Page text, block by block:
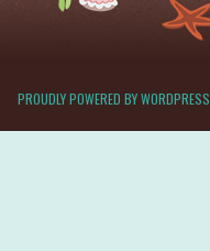
PROUDLY POWERED BY WORDPRESS